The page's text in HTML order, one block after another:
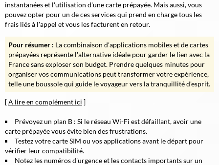
instantanées et l'utilisation d'une carte prépayée. Mais aussi, vous
pouvez opter pour un de ces services qui prend en charge tous les
frais liés à l'appel et vous les facturent en retour.
Pour résumer : La combinaison d'applications mobiles et de cartes
prépayées représente l'alternative idéale pour garder le lien avec la
France sans exploser son budget. Prendre quelques minutes pour
organiser vos communications peut transformer votre expérience,
telle une boussole qui guide le voyageur vers la tranquillité d'esprit.
[A lire en complément ici ]
Prévoyez un plan B : Si le réseau Wi-Fi est défaillant, avoir une
carte prépayée vous évite bien des frustrations.
Testez votre carte SIM ou vos applications avant le départ pour
vérifier leur compatibilité.
Notez les numéros d'urgence et les contacts importants sur un